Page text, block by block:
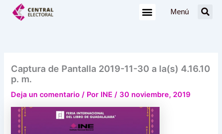
Menú
Captura de Pantalla 2019-11-30 a la(s) 4.16.10
p. m.
Deja un comentario / Por INE/ 30 noviembre, 2019